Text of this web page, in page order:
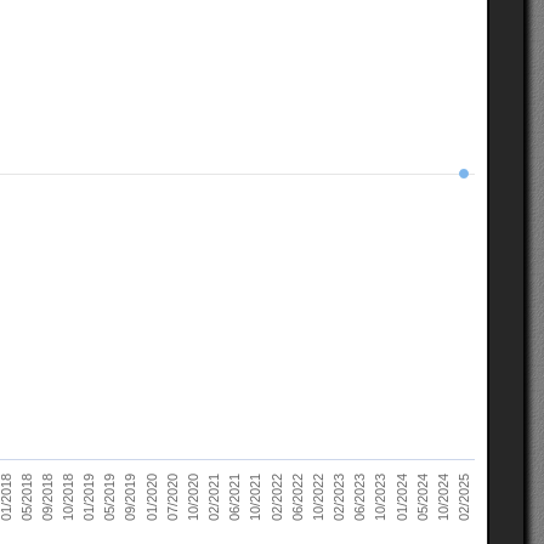
01/2018 05/2018 09/2018 10/2018 01/2019 05/2019 09/2019 01/2020 07/2020 10/2020 02/2021 06/2021 10/2021 02/2022 06/2022 10/2022 02/2023 06/2023 10/2023 01/2024 05/2024 10/2024 02/2025